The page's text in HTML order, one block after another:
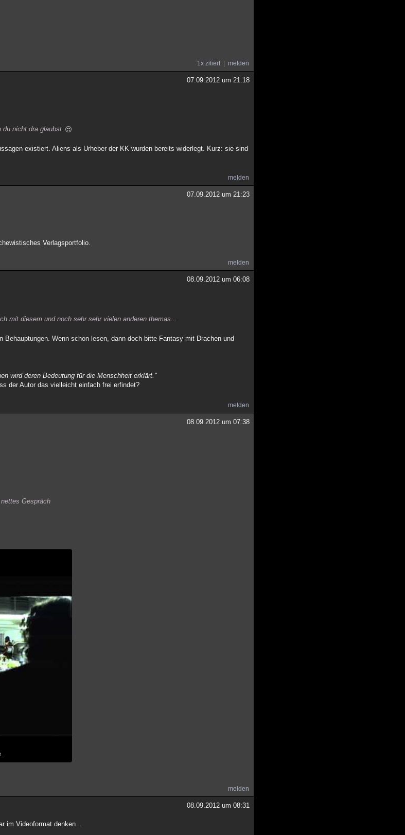
1x zitiert melden
07.09.2012 um 21:18
du nicht dra glaubst
existiert. Aliens als Urheber der KK wurden bereits widerlegt. Kurz: sie sind
melden
07.09.2012 um 21:23
Verlagsportfolio.
melden
08.09.2012 um 06:08
mit diesem und noch sehr sehr vielen anderen themas...
Behauptungen. Wenn schon lesen, dann doch bitte Fantasy mit Drachen und
wird deren Bedeutung für die Menschheit erklärt."
der Autor das vielleicht einfach frei erfindet?
melden
08.09.2012 um 07:38
Gespräch
melden
08.09.2012 um 08:31
im Videoformat denken...